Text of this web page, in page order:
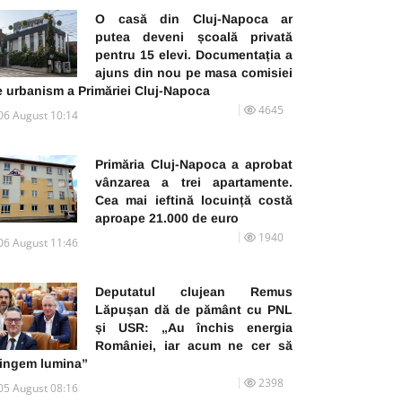
O casă din Cluj-Napoca ar
putea deveni școală privată
pentru 15 elevi. Documentația a
ajuns din nou pe masa comisiei
urbanism a Primăriei Cluj-Napoca
August 10:14 4645
Primăria Cluj-Napoca a aprobat
vânzarea a trei apartamente.
Cea mai ieftină locuință costă
aproape 21.000 de euro
August 11:46 1940
Deputatul clujean Remus
Lăpușan dă de pământ cu PNL
și USR: „Au închis energia
României, iar acum ne cer să
lumina”
August 08:16 2398